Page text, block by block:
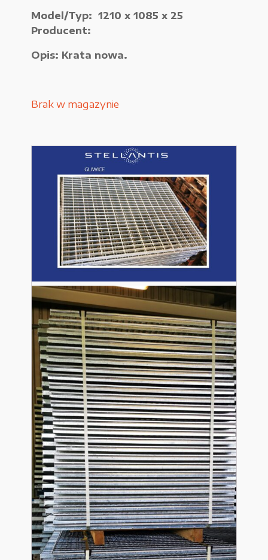
Pompy i przekładnie
WYPRZEDAŻE
Zamówienie
Regulamin sklepu
Polityka Prywatności
Model/Typ: 1210 x 1085 x 25
Producent:
Opis: Krata nowa.
Brak w magazynie